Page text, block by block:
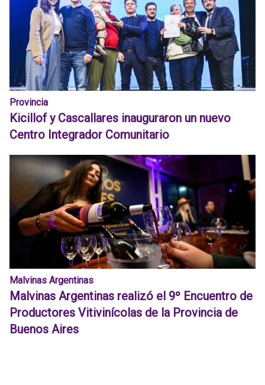
Provincia
Kicillof y Cascallares inauguraron un nuevo
Centro Integrador Comunitario
Malvinas Argentinas
Malvinas Argentinas realizó el 9º Encuentro de
Productores Vitivinícolas de la Provincia de
Buenos Aires